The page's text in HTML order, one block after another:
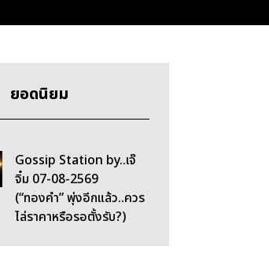
ยอดนิยม
Gossip Station by..เจ๊
จิ๋ม 07-08-2569
(“ทองคำ” พุ่งอีกแล้ว..ควร
ไล่ราคาหรือรอตั้งรับ?)